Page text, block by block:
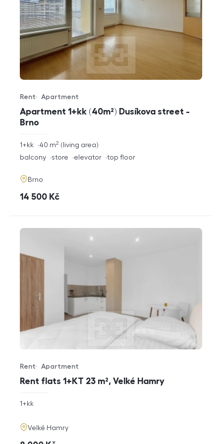
Apartment 1+kk (40m²) Dusíkova street -
Brno
Offer type
Rent
Property type
Apartment
rozměry
1+kk living area
40 m2
funkce
balcony store elevator top floor
adresa
Brno
cena
14 500 Kč
Rent flats 1+KT 23 m², Velké Hamry
Offer type
Rent
Property type
Apartment
rozměry
1+kk
adresa
Velké Hamry